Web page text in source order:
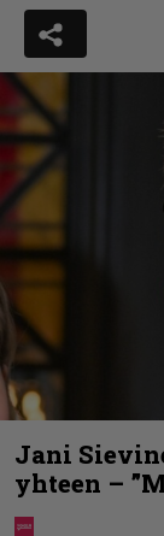
Jani
yhteen –